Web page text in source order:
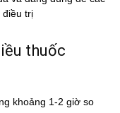
điều trị
thuốc
khoảng 1-2 giờ so